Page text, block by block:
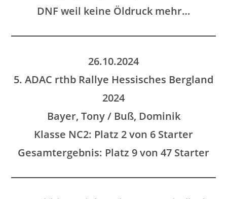
DNF weil keine Öldruck mehr…
26.10.2024
5. ADAC rthb Rallye Hessisches Bergland
2024
Bayer, Tony / Buß, Dominik
Klasse NC2: Platz 2 von 6 Starter
Gesamtergebnis: Platz 9 von 47 Starter